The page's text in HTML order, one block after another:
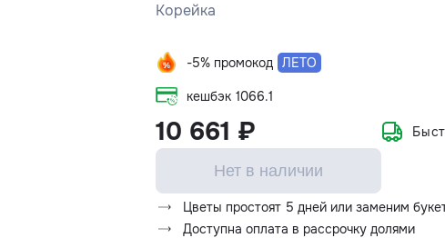
Корейка
-5% промокод ЛЕТО
кешбэк 1066.1
10 661 ₽
Нет в наличии
Цветы простоят 5 дней или заменим
Доступна оплата в рассрочку долями